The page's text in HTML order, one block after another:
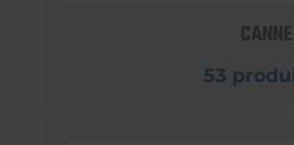
CANNE
53